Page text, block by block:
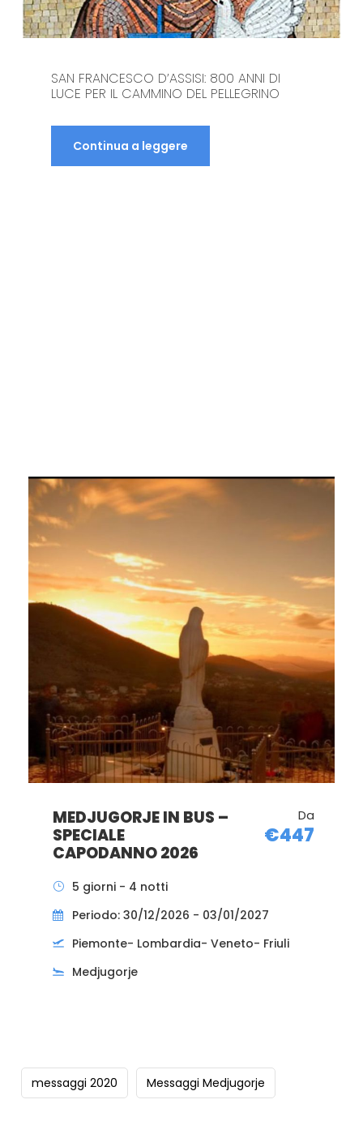
MEDJUGORJE IN BUS –
SPECIALE
IMMACOLATA 2026
Da
€402
5 giorni - 4 notti
Periodo: 05/12/2026 - 09/12/2026
Piemonte- Lombardia- Veneto- Friuli
Medjugorje
messaggi 2020 Messaggi Medjugorje